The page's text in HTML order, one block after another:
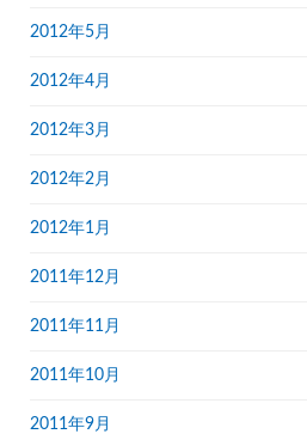
2012年5月
2012年4月
2012年3月
2012年2月
2012年1月
2011年12月
2011年11月
2011年10月
2011年9月